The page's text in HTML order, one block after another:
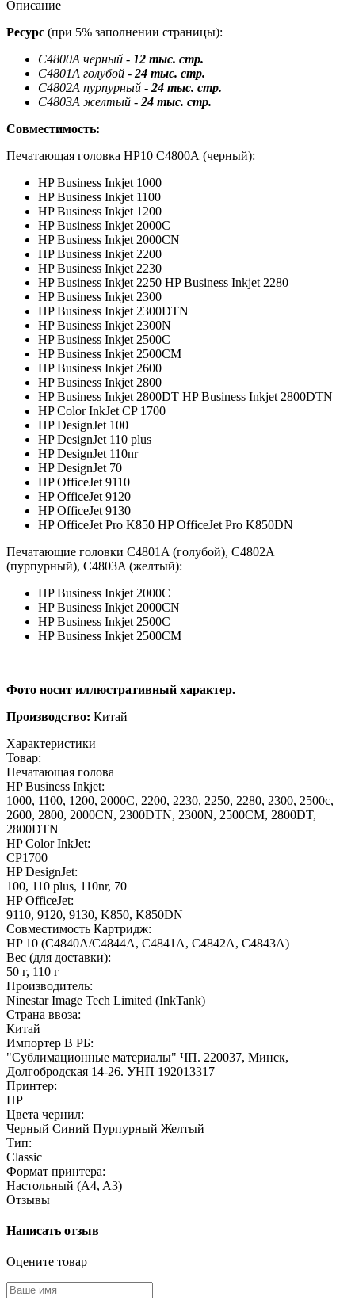
Описание
Ресурс (при 5% заполнении страницы):
C4800A черный - 12 тыс. стр.
C4801A голубой - 24 тыс. стр.
C4802A пурпурный - 24 тыс. стр.
C4803A желтый - 24 тыс. стр.
Совместимость:
Печатающая головка HP10 С4800А (черный):
HP Business Inkjet 1000
HP Business Inkjet 1100
HP Business Inkjet 1200
HP Business Inkjet 2000C
HP Business Inkjet 2000CN
HP Business Inkjet 2200
HP Business Inkjet 2230
HP Business Inkjet 2250 HP Business Inkjet 2280
HP Business Inkjet 2300
HP Business Inkjet 2300DTN
HP Business Inkjet 2300N
HP Business Inkjet 2500C
HP Business Inkjet 2500CM
HP Business Inkjet 2600
HP Business Inkjet 2800
HP Business Inkjet 2800DT HP Business Inkjet 2800DTN
HP Color InkJet CP 1700
HP DesignJet 100
HP DesignJet 110 plus
HP DesignJet 110nr
HP DesignJet 70
HP OfficeJet 9110
HP OfficeJet 9120
HP OfficeJet 9130
HP OfficeJet Pro K850 HP OfficeJet Pro K850DN
Печатающие головки C4801A (голубой), C4802A
(пурпурный), C4803A (желтый):
HP Business Inkjet 2000C
HP Business Inkjet 2000CN
HP Business Inkjet 2500C
HP Business Inkjet 2500CM
Фото носит иллюстративный характер.
Производство: Китай
Характеристики
Товар:
Печатающая голова
HP Business Inkjet:
1000, 1100, 1200, 2000C, 2200, 2230, 2250, 2280, 2300, 2500c,
2600, 2800, 2000CN, 2300DTN, 2300N, 2500CM, 2800DT,
2800DTN
HP Color InkJet:
CP1700
HP DesignJet:
100, 110 plus, 110nr, 70
HP OfficeJet:
9110, 9120, 9130, K850, K850DN
Совместимость Картридж:
HP 10 (C4840A/C4844A, C4841A, C4842A, C4843A)
Вес (для доставки):
50 г, 110 г
Производитель:
Ninestar Image Tech Limited (InkTank)
Страна ввоза:
Китай
Импортер В РБ:
"Сублимационные материалы" ЧП. 220037, Минск,
Долгобродская 14-26. УНП 192013317
Принтер:
HP
Цвета чернил:
Черный Синий Пурпурный Желтый
Тип:
Classic
Формат принтера:
Настольный (A4, A3)
Отзывы
Написать отзыв
Оцените товар